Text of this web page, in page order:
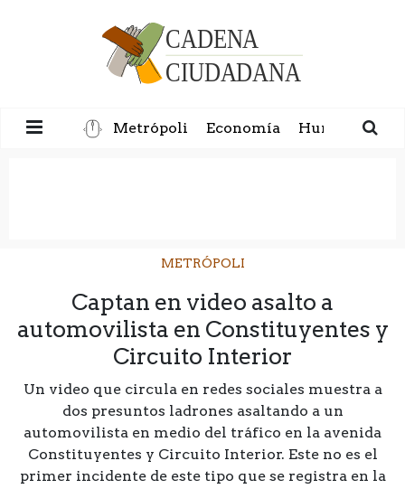
Metrópoli Economía Humanidad
METRÓPOLI
Captan en video asalto a
automovilista en Constituyentes y
Circuito Interior
Un video que circula en redes sociales muestra a
dos presuntos ladrones asaltando a un
automovilista en medio del tráfico en la avenida
Constituyentes y Circuito Interior. Este no es el
primer incidente de este tipo que se registra en la